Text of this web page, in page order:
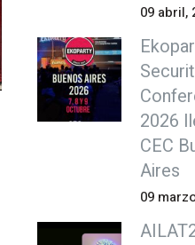
09 abril,
2026
CEC
Aires
09